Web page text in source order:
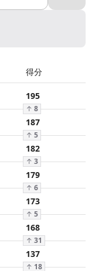
得分
195
↑ 8
187
↑ 5
182
↑ 3
179
↑ 6
173
↑ 5
168
↑ 31
137
↑ 18